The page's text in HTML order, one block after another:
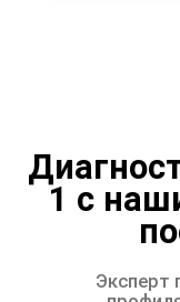
ответит на вопросы
улучшить, чтобы
Получите